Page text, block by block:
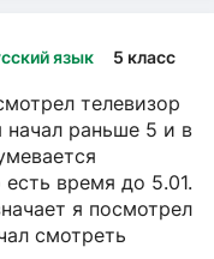
язык 5 класс
телевизор
начал раньше 5 и в
время до 5.01.
я посмотрел
смотреть